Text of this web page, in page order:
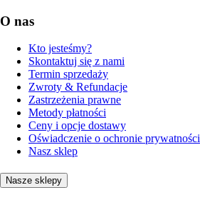
O nas
Kto jesteśmy?
Skontaktuj się z nami
Termin sprzedaży
Zwroty & Refundacje
Zastrzeżenia prawne
Metody płatności
Ceny i opcje dostawy
Oświadczenie o ochronie prywatności
Nasz sklep
Nasze sklepy